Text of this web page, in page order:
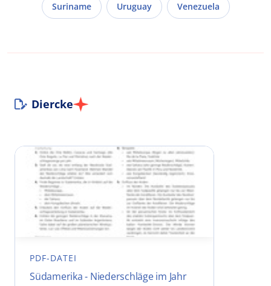
Suriname Uruguay Venezuela
Diercke
PDF-DATEI
Südamerika - Niederschläge im Jahr